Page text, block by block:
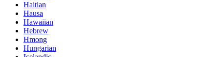
Haitian
Hausa
Hawaiian
Hebrew
Hmong
Hungarian